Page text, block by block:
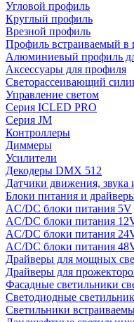
Угловой профиль
Круглый профиль
Врезной профиль
Профиль встраиваемый в
Алюминиевый профиль
Аксессуары для профиля
Светорассеивающий
Управление светом
Серия ICLED PRO
Серия JM
Контроллеры
Диммеры
Усилители
Декодеры DMX 512
Датчики движения, звука
Блоки питания и
AC/DC блоки питания 5V
AC/DC блоки питания
AC/DC блоки питания
AC/DC блоки питания
Драйверы для мощных
Драйверы для
Фасадные светильники
Светодиодные
Светильники